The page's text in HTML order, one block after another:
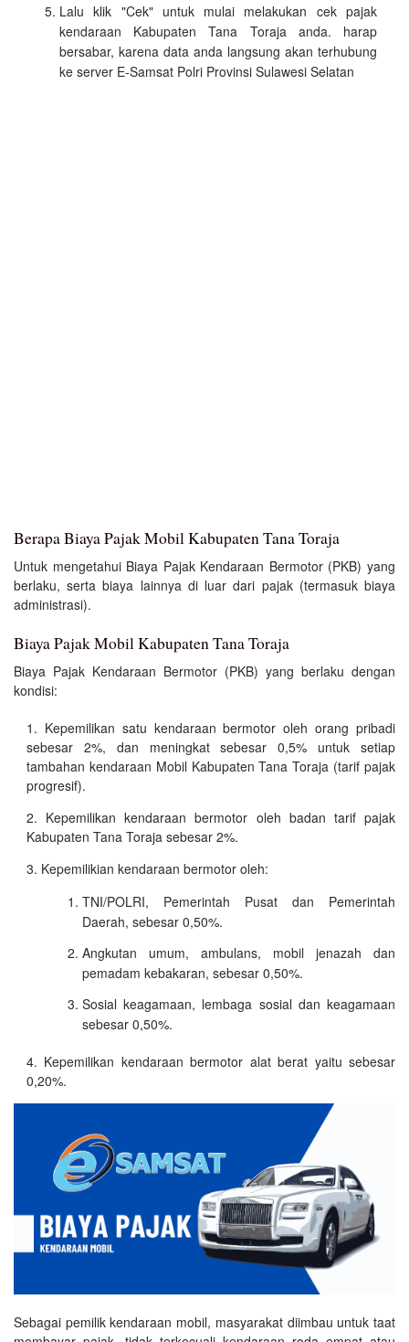
Lalu klik "Cek" untuk mulai melakukan cek pajak
kendaraan Kabupaten Tana Toraja anda. harap
bersabar, karena data anda langsung akan terhubung
ke server E-Samsat Polri Provinsi Sulawesi Selatan
Berapa Biaya Pajak Mobil Kabupaten Tana Toraja
Untuk mengetahui Biaya Pajak Kendaraan Bermotor (PKB) yang
berlaku, serta biaya lainnya di luar dari pajak (termasuk biaya
administrasi).
Biaya Pajak Mobil Kabupaten Tana Toraja
Biaya Pajak Kendaraan Bermotor (PKB) yang berlaku dengan
kondisi:
Kepemilikan satu kendaraan bermotor oleh orang pribadi
sebesar 2%, dan meningkat sebesar 0,5% untuk setiap
tambahan kendaraan Mobil Kabupaten Tana Toraja (tarif pajak
progresif).
Kepemilikan kendaraan bermotor oleh badan tarif pajak
Kabupaten Tana Toraja sebesar 2%.
Kepemilikian kendaraan bermotor oleh:
TNI/POLRI, Pemerintah Pusat dan Pemerintah
Daerah, sebesar 0,50%.
Angkutan umum, ambulans, mobil jenazah dan
pemadam kebakaran, sebesar 0,50%.
Sosial keagamaan, lembaga sosial dan keagamaan
sebesar 0,50%.
Kepemilikan kendaraan bermotor alat berat yaitu sebesar
0,20%.
Sebagai pemilik kendaraan mobil, masyarakat diimbau untuk taat